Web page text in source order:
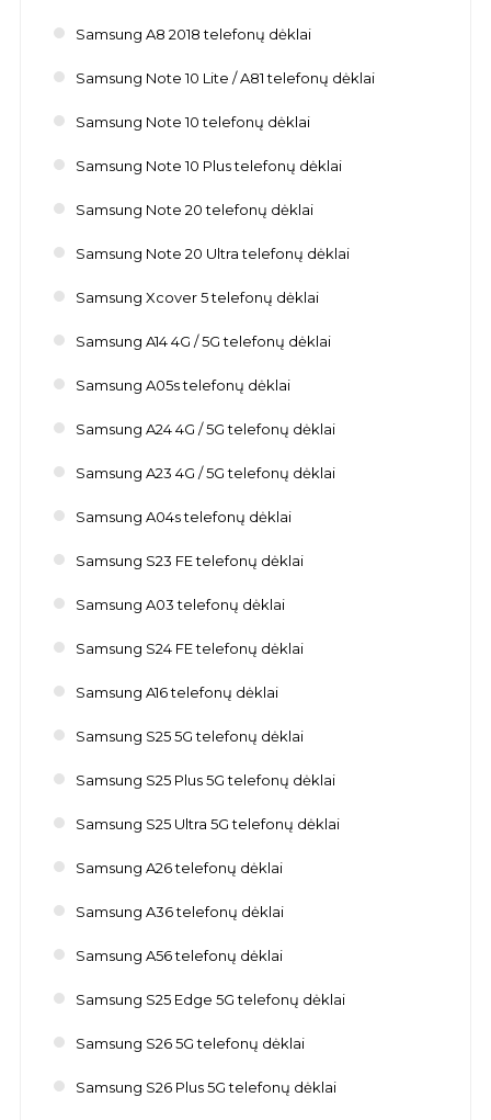
Samsung A8 2018 telefonų dėklai
Samsung Note 10 Lite / A81 telefonų dėklai
Samsung Note 10 telefonų dėklai
Samsung Note 10 Plus telefonų dėklai
Samsung Note 20 telefonų dėklai
Samsung Note 20 Ultra telefonų dėklai
Samsung Xcover 5 telefonų dėklai
Samsung A14 4G / 5G telefonų dėklai
Samsung A05s telefonų dėklai
Samsung A24 4G / 5G telefonų dėklai
Samsung A23 4G / 5G telefonų dėklai
Samsung A04s telefonų dėklai
Samsung S23 FE telefonų dėklai
Samsung A03 telefonų dėklai
Samsung S24 FE telefonų dėklai
Samsung A16 telefonų dėklai
Samsung S25 5G telefonų dėklai
Samsung S25 Plus 5G telefonų dėklai
Samsung S25 Ultra 5G telefonų dėklai
Samsung A26 telefonų dėklai
Samsung A36 telefonų dėklai
Samsung A56 telefonų dėklai
Samsung S25 Edge 5G telefonų dėklai
Samsung S26 5G telefonų dėklai
Samsung S26 Plus 5G telefonų dėklai